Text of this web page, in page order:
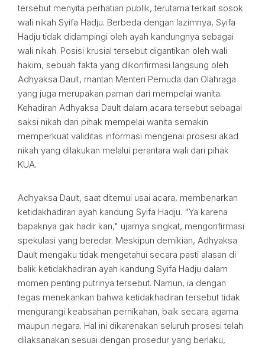
tersebut menyita perhatian publik, terutama terkait sosok
wali nikah Syifa Hadju. Berbeda dengan lazimnya, Syifa
Hadju tidak didampingi oleh ayah kandungnya sebagai
wali nikah. Posisi krusial tersebut digantikan oleh wali
hakim, sebuah fakta yang dikonfirmasi langsung oleh
Adhyaksa Dault, mantan Menteri Pemuda dan Olahraga
yang juga merupakan paman dari mempelai wanita.
Kehadiran Adhyaksa Dault dalam acara tersebut sebagai
saksi nikah dari pihak mempelai wanita semakin
memperkuat validitas informasi mengenai prosesi akad
nikah yang dilakukan melalui perantara wali dari pihak
KUA.
Adhyaksa Dault, saat ditemui usai acara, membenarkan
ketidakhadiran ayah kandung Syifa Hadju. "Ya karena
bapaknya gak hadir kan," ujarnya singkat, mengonfirmasi
spekulasi yang beredar. Meskipun demikian, Adhyaksa
Dault mengaku tidak mengetahui secara pasti alasan di
balik ketidakhadiran ayah kandung Syifa Hadju dalam
momen penting putrinya tersebut. Namun, ia dengan
tegas menekankan bahwa ketidakhadiran tersebut tidak
mengurangi keabsahan pernikahan, baik secara agama
maupun negara. Hal ini dikarenakan seluruh prosesi telah
dilaksanakan sesuai dengan prosedur yang berlaku,